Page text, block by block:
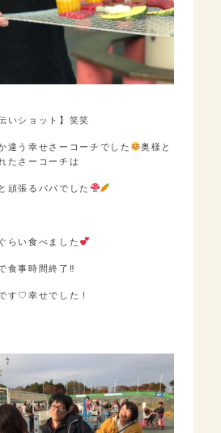
いショット】笑笑
違う幸せさーコーチでした
奥様と
たさーコーチは
頑張るパパでした
らい食べました
食事時間終了‼︎
す♡幸せでした！